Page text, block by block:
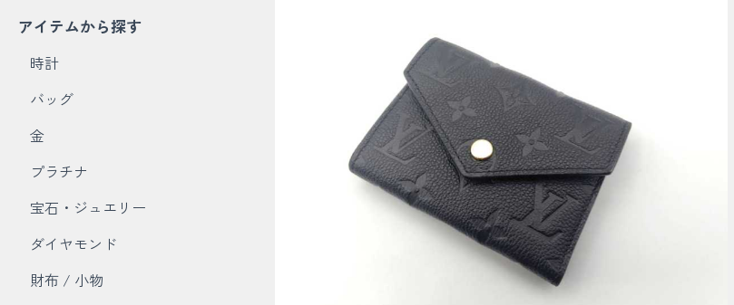
アイテムから探す
時計
バッグ
金
プラチナ
宝石・ジュエリー
ダイヤモンド
財布 / 小物